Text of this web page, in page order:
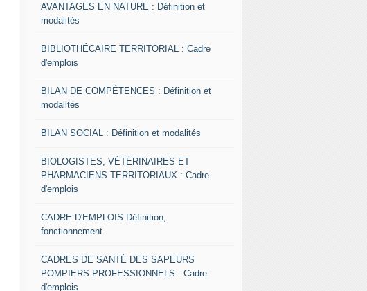
AVANTAGES EN NATURE : Définition et
modalités
BIBLIOTHÉCAIRE TERRITORIAL : Cadre
d'emplois
BILAN DE COMPÉTENCES : Définition et
modalités
BILAN SOCIAL : Définition et modalités
BIOLOGISTES, VÉTÉRINAIRES ET
PHARMACIENS TERRITORIAUX : Cadre
d'emplois
CADRE D'EMPLOIS Définition,
fonctionnement
CADRES DE SANTÉ DES SAPEURS
POMPIERS PROFESSIONNELS : Cadre
d'emplois